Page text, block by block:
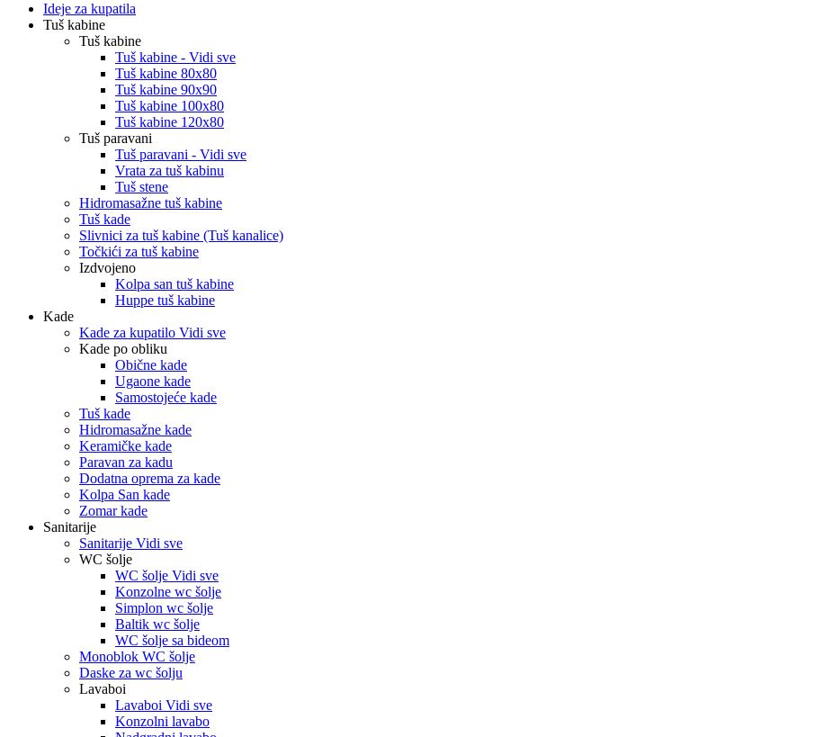
Ideje za kupatila
Tuš kabine
Tuš kabine
Tuš kabine - Vidi sve
Tuš kabine 80x80
Tuš kabine 90x90
Tuš kabine 100x80
Tuš kabine 120x80
Tuš paravani
Tuš paravani - Vidi sve
Vrata za tuš kabinu
Tuš stene
Hidromasažne tuš kabine
Tuš kade
Slivnici za tuš kabine (Tuš kanalice)
Točkići za tuš kabine
Izdvojeno
Kolpa san tuš kabine
Huppe tuš kabine
Kade
Kade za kupatilo Vidi sve
Kade po obliku
Obične kade
Ugaone kade
Samostojeće kade
Tuš kade
Hidromasažne kade
Keramičke kade
Paravan za kadu
Dodatna oprema za kade
Kolpa San kade
Zomar kade
Sanitarije
Sanitarije Vidi sve
WC šolje
WC šolje Vidi sve
Konzolne wc šolje
Simplon wc šolje
Baltik wc šolje
WC šolje sa bideom
Monoblok WC šolje
Daske za wc šolju
Lavaboi
Lavaboi Vidi sve
Konzolni lavabo